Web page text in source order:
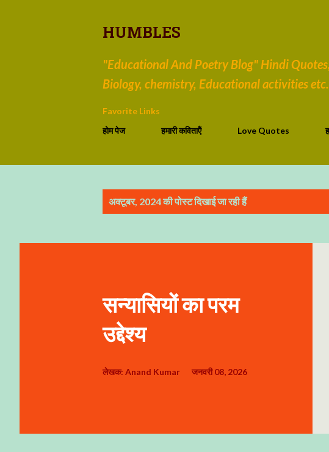
HUMBLES
"Educational And Poetry Blog" Hindi
Biology, chemistry, Educational activities etc.
Favorite Links
होम पेज
हमारी कविताऍं Love Quotes
श
अक्टूबर, 2024 की पोस्ट दिखाई जा रही हैं
सन्यासियों का परम
उद्देश्य
लेखक: Anand Kumar जनवरी 08, 2026